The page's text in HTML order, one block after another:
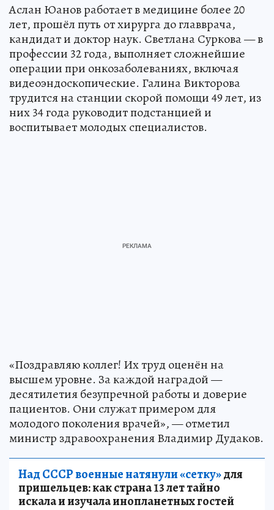
Аслан Юанов работает в медицине более 20
лет, прошёл путь от хирурга до главврача,
кандидат и доктор наук. Светлана Суркова — в
профессии 32 года, выполняет сложнейшие
операции при онкозаболеваниях, включая
видеоэндоскопические. Галина Викторова
трудится на станции скорой помощи 49 лет, из
них 34 года руководит подстанцией и
воспитывает молодых специалистов.
«Поздравляю коллег! Их труд оценён на
высшем уровне. За каждой наградой —
десятилетия безупречной работы и доверие
пациентов. Они служат примером для
молодого поколения врачей», — отметил
министр здравоохранения Владимир Дудаков.
Над СССР военные натянули «сетку»для
пришельцев: как страна 13 лет тайно
искала и изучала инопланетных гостей